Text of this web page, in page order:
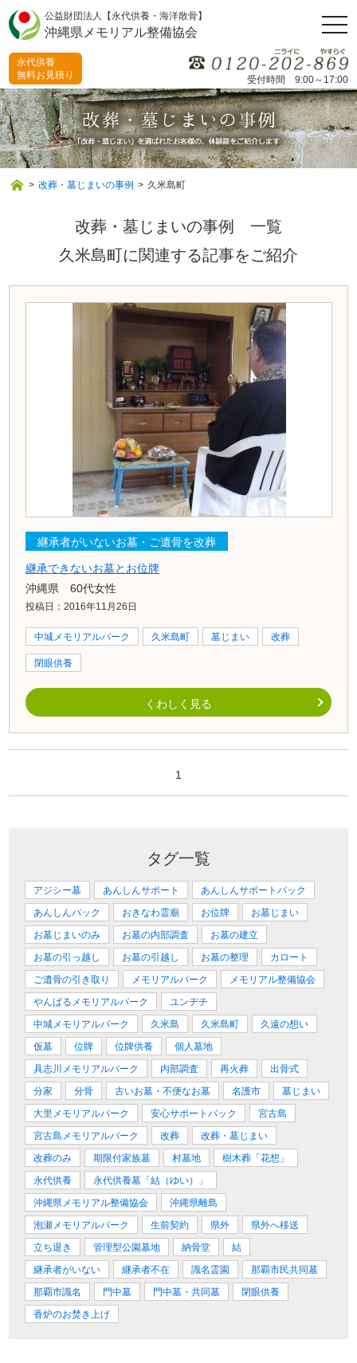
公益財団法人【永代供養・海洋散骨】
沖縄県メモリアル整備協会
受付時間 9:00～17:00
永代供養
無料お見積り
> 改葬・墓じまいの事例 > 久米島町
改葬・墓じまいの事例 一覧
久米島町に関連する記事をご紹介
継承者がいないお墓・ご遺骨を改葬
継承できないお墓とお位牌
沖縄県 60代女性
投稿日：2016年11月26日
中城メモリアルパーク 久米島町 墓じまい 改葬
閉眼供養
くわしく見る
1
タグ一覧
アジシー墓 あんしんサポート
あんしんサポートパック
あんしんパック
おきなわ霊廟 お位牌
お墓じまい
お墓じまいのみ
お墓の内部調査
お墓の建立
お墓の引っ越し
お墓の引越し お墓の整理
カロート
ご遺骨の引き取り
メモリアルパーク
メモリアル整備協会
やんばるメモリアルパーク
ユンヂチ
中城メモリアルパーク
久米島 久米島町
久遠の想い
仮墓
位牌 位牌供養
個人墓地
具志川メモリアルパーク
内部調査 再火葬
出骨式
分家
分骨 古いお墓・不便なお墓 名護市
墓じまい
大里メモリアルパーク
安心サポートパック
宮古島
宮古島メモリアルパーク
改葬
改葬・墓じまい
改葬のみ
期限付家族墓 村墓地
樹木葬「花想」
永代供養
永代供養墓「結（ゆい）」
沖縄県メモリアル整備協会
沖縄県離島
泡瀬メモリアルパーク
生前契約 県外
県外へ移送
立ち退き
管理型公園墓地 納骨堂
結
継承者がいない
継承者不在 識名霊園
那覇市民共同墓
那覇市識名
門中墓 門中墓・共同墓
閉眼供養
香炉のお焚き上げ